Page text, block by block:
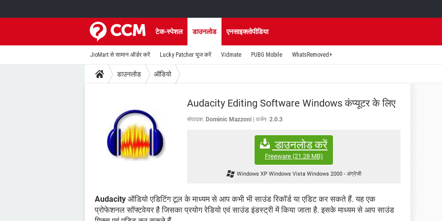
टेक-स्पेशल डाउनलोड एनसाइक्लोपीडिया
JioMart से सामान ऑर्डर करें Lucky Patcher यूज करें Vidmate PUBG Mobile WhatsRemoved+
डाउनलोड ऑडियो
Audacity Editing Software Windows कंप्यूटर के लिए
संपादक: Dominic Mazzoni वर्जन: 2.0.3
डाउनलोड करें
Freeware(21.28 MB)
Windows XP Windows Vista Windows 2000 - अंग्रेजी
Audacity ऑडियो एडिटिंग टूल के माध्यम से आप कभी भी साउंड रिकॉर्ड या एडिट कर सकते हैं. यह एक
प्रोफेशनल सॉफ्टवेयर है जिसका प्रयोग रेडियो एवं साउंड इंडस्ट्री में किया जाता है. इसके माध्यम से आप साउंड